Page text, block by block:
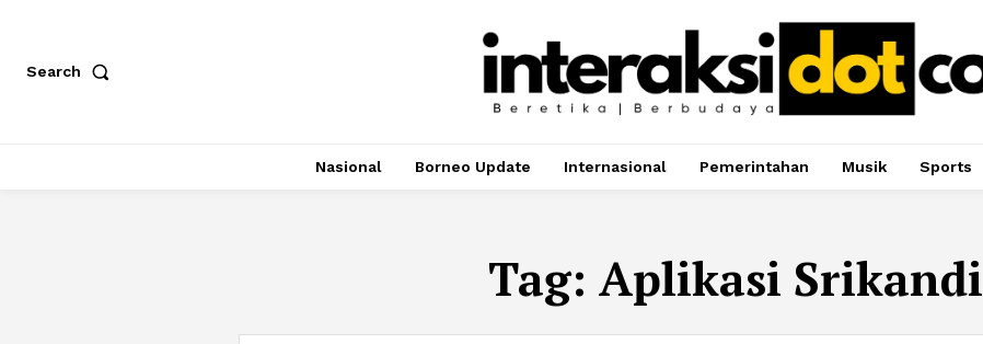
Search
Nasional Borneo Update Internasional Pemerintahan Musik Sports
Tag: Aplikasi Srikandi